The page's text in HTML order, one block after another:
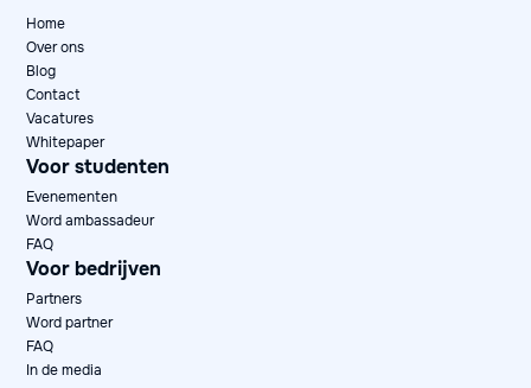
Home
Over ons
Blog
Contact
Vacatures
Whitepaper
Voor studenten
Evenementen
Word ambassadeur
FAQ
Voor bedrijven
Partners
Word partner
FAQ
In de media